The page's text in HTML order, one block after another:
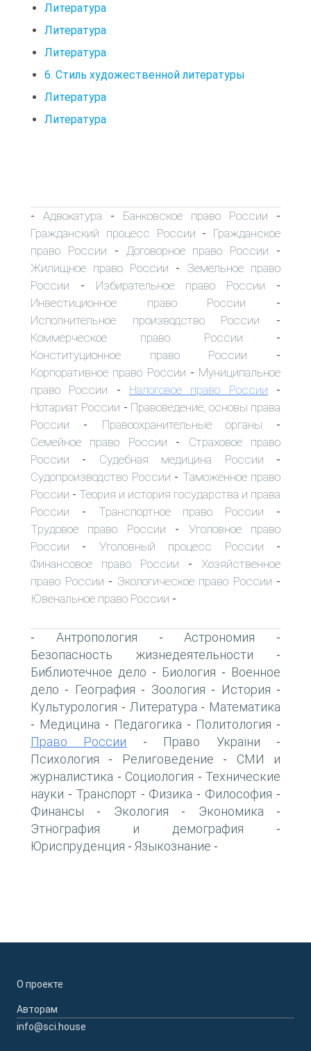
Литература
Литература
Литература
6. Стиль художественной литературы
Литература
Литература
- Адвокатура - Банковское право России -
Гражданский процесс России - Гражданское
право России - Договорное право России -
Жилищное право России - Земельное право
России - Избирательное право России -
Инвестиционное право России -
Исполнительное производство России -
Коммерческое право России -
Конституционное право России -
Корпоративное право России - Муниципальное
право России - Налоговое право России -
Нотариат России - Правоведение, основы права
России - Правоохранительные органы -
Семейное право России - Страховое право
России - Судебная медицина России -
Судопроизводство России - Таможенное право
России - Теория и история государства и права
России - Транспортное право России -
Трудовое право России - Уголовное право
России - Уголовный процесс России -
Финансовое право России - Хозяйственное
право России - Экологическое право России -
Ювенальное право России -
- Антропология -Астрономия -
Безопасность жизнедеятельности -
Библиотечное дело - Биология - Военное
дело - География - Зоология - История -
Культурология - Литература - Математика
- Медицина - Педагогика - Политология -
Право России - Право України -
Психология - Религоведение - СМИ и
журналистика - Социология - Технические
науки - Транспорт- Физика - Философия -
Финансы - Экология - Экономика -
Этнография и демография -
Юриспруденция - Языкознание -
О проекте
Авторам
info@sci.house